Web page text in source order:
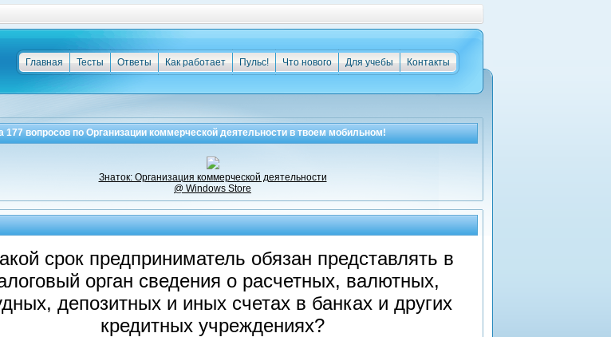
Контакты
Для учебы
Что нового
Пульс!
Как работает
Ответы
Тесты
Главная
177вопросов поОрганизации коммерческой деятельностив твоем мобильном!
Знаток: Организация коммерческой деятельности
@ Windows Store
срок предприниматель обязан представлять в
орган сведения о расчетных, валютных,
депозитных и иных счетах в банках и других
кредитных учреждениях?